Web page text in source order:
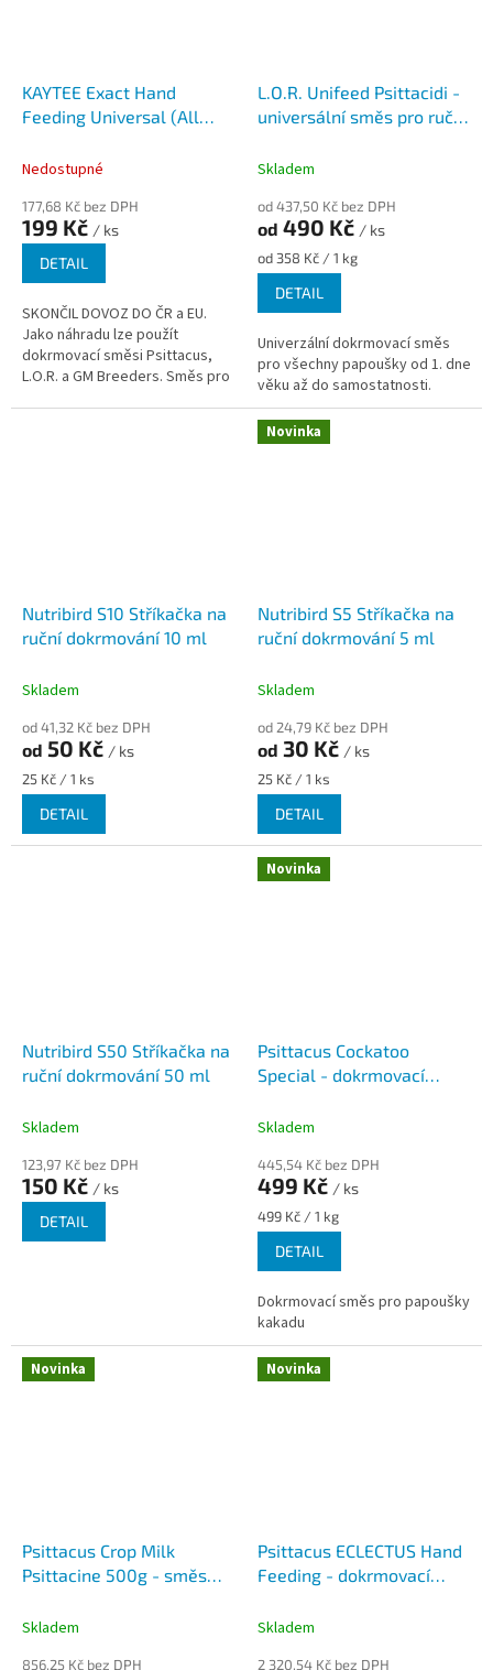
KAYTEE Exact Hand
Feeding Universal (All
Nedostupné
177,68 Kč bez DPH
199 Kč / ks
DETAIL
SKONČIL DOVOZ DO ČR a EU.
Jako náhradu lze použít
dokrmovací směsi Psittacus,
L.O.R. a GM Breeders. Směs pro
L.O.R. Unifeed Psittacidi -
universální směs pro ruční
Skladem
od 437,50 Kč bez DPH
od 490 Kč / ks
Měrná
cena:
od 358 Kč / 1 kg
DETAIL
Univerzální dokrmovací směs
pro všechny papoušky od 1. dne
věku až do samostatnosti.
Nutribird S10 Stříkačka na
ruční dokrmování 10 ml
Skladem
od 41,32 Kč bez DPH
od 50 Kč / ks
Měrná
cena:
25 Kč / 1 ks
DETAIL
Novinka
Nutribird S5 Stříkačka na
ruční dokrmování 5 ml
Skladem
od 24,79 Kč bez DPH
od 30 Kč / ks
Měrná
cena:
25 Kč / 1 ks
DETAIL
Nutribird S50 Stříkačka na
ruční dokrmování 50 ml
Skladem
123,97 Kč bez DPH
150 Kč / ks
DETAIL
Novinka
Psittacus Cockatoo
Special - dokrmovací
kakadu
Skladem
445,54 Kč bez DPH
499 Kč / ks
Měrná
cena:
499 Kč / 1 kg
DETAIL
Dokrmovací směs pro papoušky
kakadu
Novinka
Psittacus Crop Milk
Psittacine 500g - směs
nalíhnutí do 7. dne
Skladem
856,25 Kč bez DPH
Novinka
Psittacus ECLECTUS Hand
Feeding - dokrmovací
Skladem
2 320,54 Kč bez DPH